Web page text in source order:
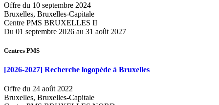
Offre du 10 septembre 2024
Bruxelles, Bruxelles-Capitale
Centre PMS BRUXELLES II
Du 01 septembre 2026 au 31 août 2027
Centres PMS
[2026-2027] Recherche logopède à Bruxelles
Offre du 24 août 2022
Bruxelles, Bruxelles-Capitale